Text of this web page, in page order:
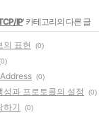
IP' 카테고리의 다른 글
의 표현 (0)
(0)
성과 프로토콜의 설정 (0)
하기 (0)